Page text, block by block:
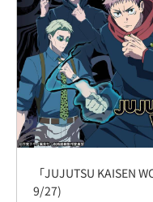
「JUJUTSU KAISEN
9/27)